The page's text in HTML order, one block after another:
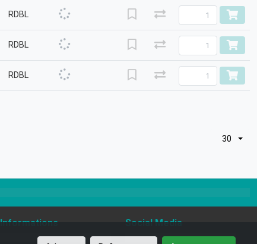
RDBL
RDBL
RDBL
30
Informations Social Media